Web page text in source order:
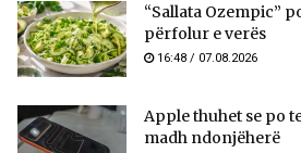
“Sallata Ozempic”
përfolur e verës
16:48 / 07.08.2026
Apple thuhet se po
madh ndonjëherë